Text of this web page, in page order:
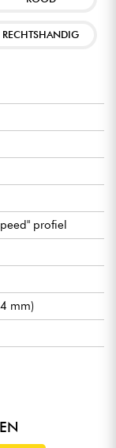
RECHTSHANDIG
profiel
mm)
voor de brug
voor hals
tremolo